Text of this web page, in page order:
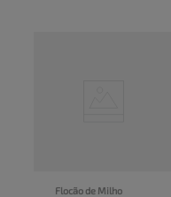
Flocão de Milho